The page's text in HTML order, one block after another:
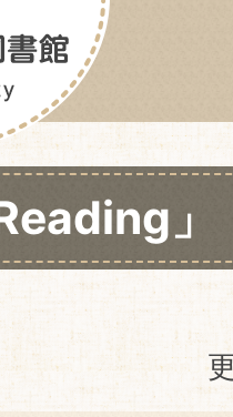
」